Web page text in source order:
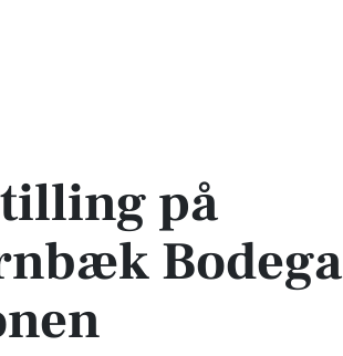
i StrandPavillonen
på
Bodega